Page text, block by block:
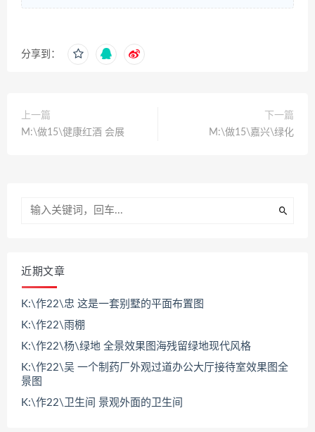
分享到：
上一篇
M:\做15\健康红酒 会展
下一篇
M:\做15\嘉兴\绿化
近期文章
K:\作22\忠 这是一套别墅的平面布置图
K:\作22\雨棚
K:\作22\杨\绿地 全景效果图海残留绿地现代风格
K:\作22\吴 一个制药厂外观过道办公大厅接待室效果图全
景图
K:\作22\卫生间 景观外面的卫生间